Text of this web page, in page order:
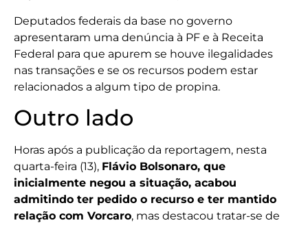
Deputados federais da base no governo
apresentaram uma denúncia à PF e à Receita
Federal para que apurem se houve ilegalidades
nas transações e se os recursos podem estar
relacionados a algum tipo de propina.
Outro lado
Horas após a publicação da reportagem, nesta
quarta-feira (13), Flávio Bolsonaro, que
inicialmente negou a situação, acabou
admitindo ter pedido o recurso e ter mantido
relação com Vorcaro, mas destacou tratar-se de